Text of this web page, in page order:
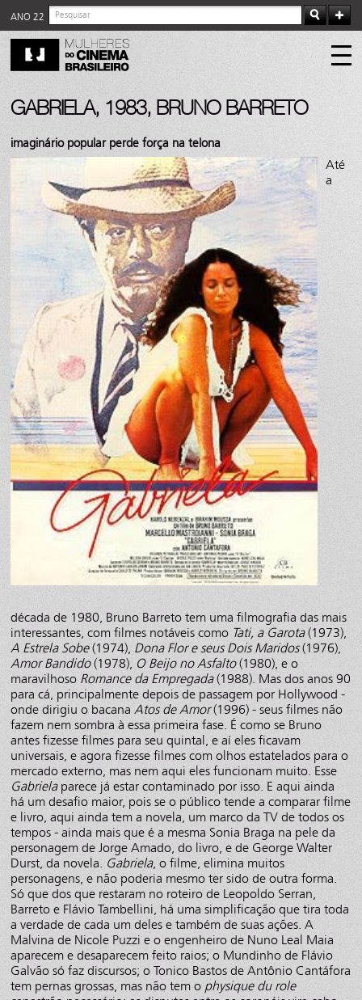
ANO 22
GABRIELA, 1983, BRUNO BARRETO
imaginário popular perde força na telona
Até
a
década de 1980, Bruno Barreto tem uma filmografia das mais
interessantes, com filmes notáveis como Tati, a Garota(1973),
A Estrela Sobe(1974), Dona Flor e seus Dois Maridos(1976),
Amor Bandido(1978), O Beijo no Asfalto(1980), e o
maravilhoso Romance da Empregada(1988). Mas dos anos 90
para cá, principalmente depois de passagem por Hollywood -
onde dirigiu o bacanaAtos de Amor(1996) - seus filmes não
fazem nem sombra à essa primeira fase. É como se Bruno
antes fizesse filmes para seu quintal, e aí eles ficavam
universais, e agora fizesse filmes com olhos estatelados para o
mercado externo, mas nem aqui eles funcionam muito. Esse
Gabrielaparece já estar contaminado por isso. E aqui ainda
há um desafio maior, pois se o público tende a comparar filme
e livro, aqui ainda tem a novela, um marco da TV de todos os
tempos - ainda mais que é a mesma Sonia Braga na pele da
personagem de Jorge Amado, do livro, e de George Walter
Durst, da novela. Gabriela, o filme, elimina muitos
personagens, e não poderia mesmo ter sido de outra forma.
Só que dos que restaram no roteiro de Leopoldo Serran,
Barreto e Flávio Tambellini, há uma simplificação que tira toda
a verdade de cada um deles e também de suas ações. A
Malvina de Nicole Puzzi e o engenheiro de Nuno Leal Maia
aparecem e desaparecem feito raios; o Mundinho de Flávio
Galvão só faz discursos; o Tonico Bastos de Antônio Cantáfora
tem pernas grossas, mas não tem o physique du role